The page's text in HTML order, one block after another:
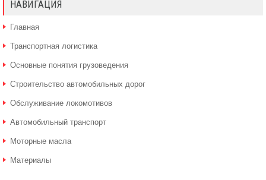
НАВИГАЦИЯ
Главная
Транспортная логистика
Основные понятия грузоведения
Строительство автомобильных дорог
Обслуживание локомотивов
Автомобильный транспорт
Моторные масла
Материалы